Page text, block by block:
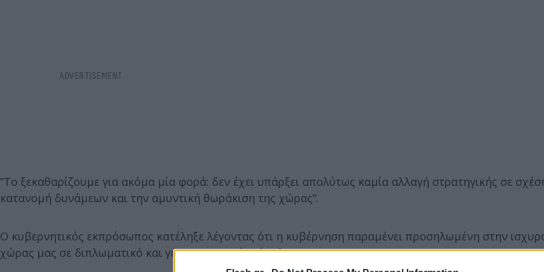
“Το ξεκαθαρίζουμε για ακόμα μία φορά: δεν έχει υπάρξει απολύτως καμία αλλαγή στρατηγικής σε
κατανομή δυνάμεων και την αμυντική θωράκιση της χώρας”.
Ο κυβερνητικός εκπρόσωπος κατέληξε λέγοντας ότι η κυβέρνηση παραμένει προσηλωμένη στην
χώρας μας σε διπλωματικό και γεωστρατηγικό επίπεδο.